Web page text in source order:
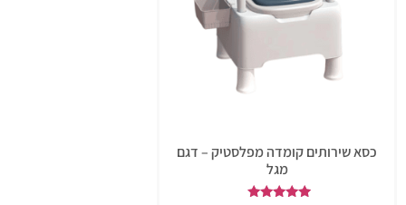
כסא שירותים קומדה מפלסטיק – דגם
מגל